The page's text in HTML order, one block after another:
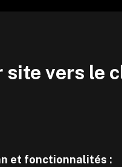
vers le
et fonctionnalités :